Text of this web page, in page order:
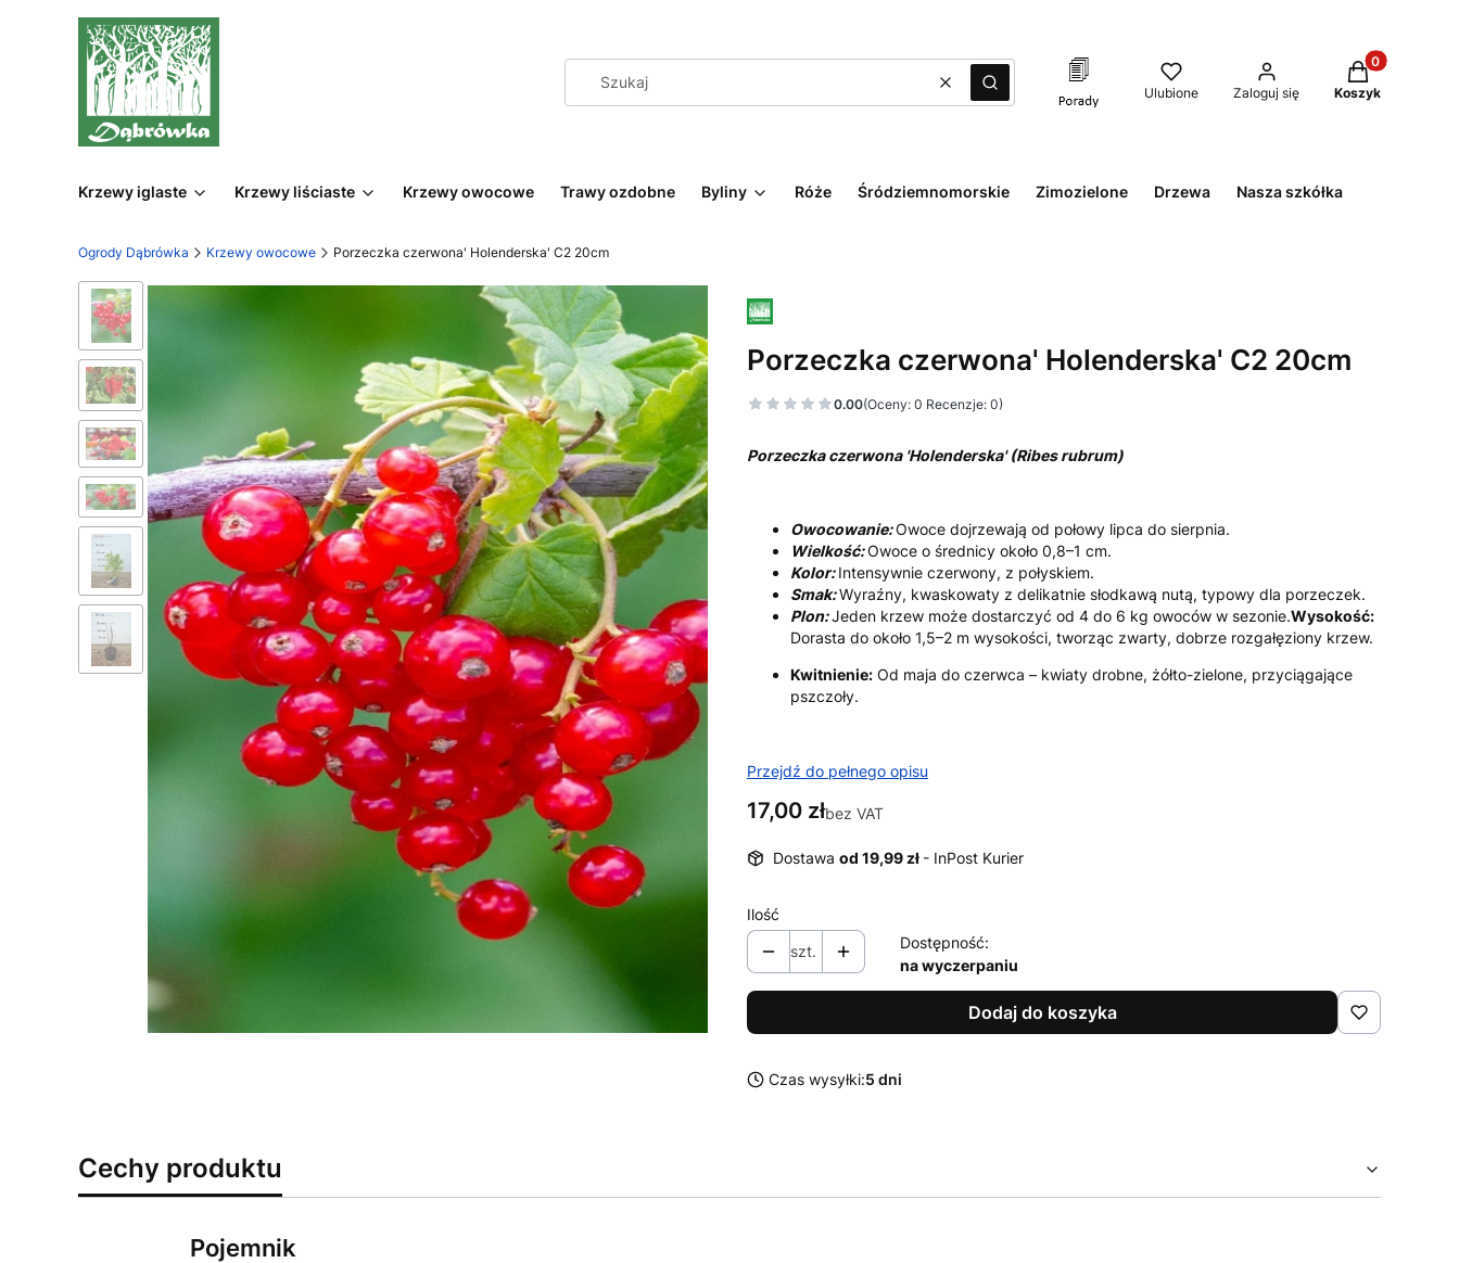
WyczyśćSzukaj Ulubione Zaloguj się
Produkty w
Koszyk
Krzewy iglaste Krzewy liściaste Krzewy owocowe Trawy ozdobne Byliny Róże Śródziemnomorskie Zimozielone Drzewa Nasza szkółka
Ogrody Dąbrówka Krzewy owocowe Porzeczka czerwona' Holenderska' C2 20cm
Porzeczka czerwona' Holenderska' C2 20cm
0.00(Oceny: 0 Recenzje: 0)
Porzeczka czerwona 'Holenderska' (Ribes rubrum)
Owocowanie:Owoce dojrzewają od połowy lipca do sierpnia.
Wielkość:Owoce o średnicy około 0,8–1 cm.
Kolor: Intensywnie czerwony, z połyskiem.
Smak:Wyraźny, kwaskowaty z delikatnie słodkawą nutą, typowy dla porzeczek.
Plon:Jeden krzew może dostarczyć od 4 do 6 kg owoców w sezonie.Wysokość:
Dorasta do około 1,5–2 m wysokości, tworząc zwarty, dobrze rozgałęziony krzew.
Kwitnienie: Od maja do czerwca – kwiaty drobne, żółto-zielone, przyciągające
pszczoły.
Przejdź do pełnego opisu
Cena
17,00 złbez VAT
Dostawa od 19,99 zł - InPost Kurier
Ilość
szt.
Dostępność:
na wyczerpaniu
Dodaj do koszyka
Czas wysyłki:5 dni
Cechy produktu
Pojemnik